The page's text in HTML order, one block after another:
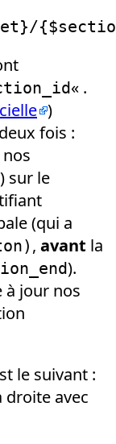
« .
)
fois :
) sur le
(qui a
, avant la
).
jour nos
le suivant :
droite avec